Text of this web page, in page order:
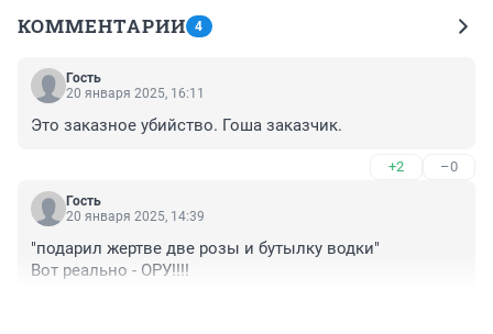
КОММЕНТАРИИ 4
Гость
20 января 2025, 16:11
Это заказное убийство. Гоша заказчик.
+2 –0
Гость
20 января 2025, 14:39
"подарил жертве две розы и бутылку водки"
Вот реально - ОРУ!!!!